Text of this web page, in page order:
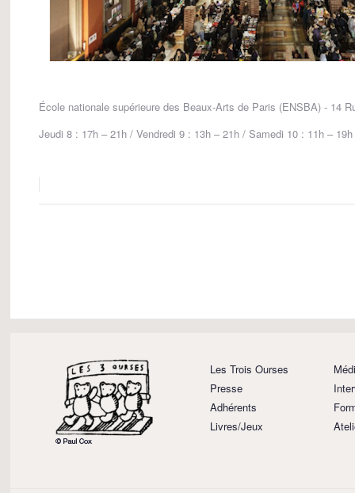
École nationale supérieure des Beaux-Arts de Paris (ENSBA) - 14
Jeudi 8 : 17h – 21h / Vendredi 9 : 13h – 21h / Samedi 10 : 11h –
Les Trois Ourses
Presse
Adhérents
Livres/Jeux